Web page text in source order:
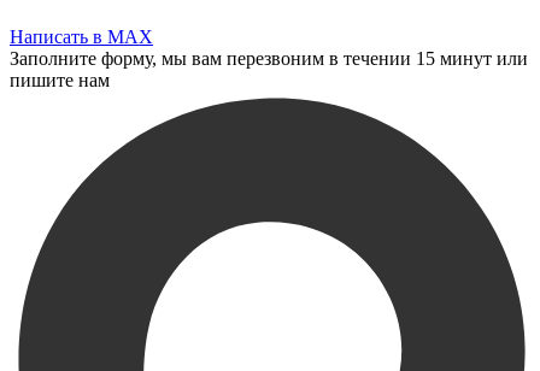
Написать в MAX
Заполните форму, мы вам перезвоним в течении 15 минут или
пишите нам